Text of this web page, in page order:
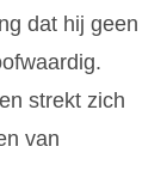
dat hij geen
strekt zich
van